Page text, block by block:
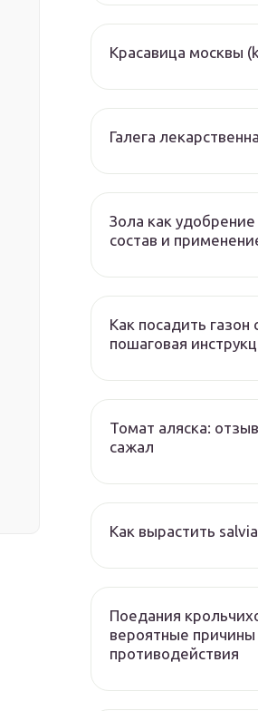
Красавица москвы
Галега
Зола как
состав и
Как посадить
пошаговая
Томат аляска:
сажал
Как вырастить
Поедания
вероятные
противодействия